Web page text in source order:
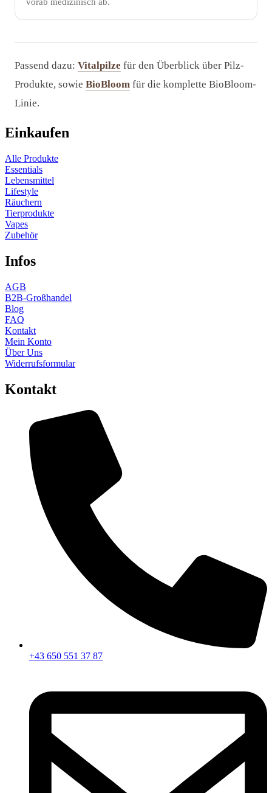
Passend dazu: Vitalpilze für den Überblick über Pilz-
Produkte, sowie BioBloom für die komplette BioBloom-
Linie.
Einkaufen
Alle Produkte
Essentials
Lebensmittel
Lifestyle
Räuchern
Tierprodukte
Vapes
Zubehör
Infos
AGB
B2B-Großhandel
Blog
FAQ
Kontakt
Mein Konto
Über Uns
Widerrufsformular
Kontakt
+43 650 551 37 87